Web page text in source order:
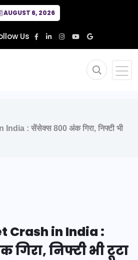
AUGUST 6, 2026
Us
: सेंसेक्स 800 अंक गिरा, निफ्टी भी
Crash in India :
निफ्टी भी टूटा